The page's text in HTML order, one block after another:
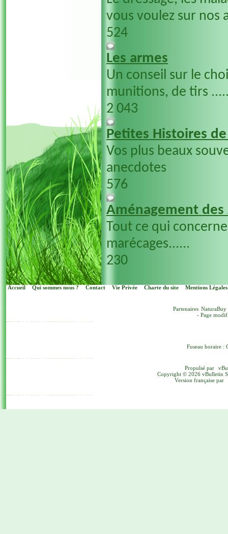
vous voulez sur nos
524
Les armes
Un conseil sur le
munitions, de tirs
2 043
Petites Histoires
Vos plus beaux
anecdotes
576
Aménagement des
Tout ce qui
marécages......
230
Accueil Qui sommes nous ? Contact Vie Privée Charte du site Mentions Légales
Partenaires NaturaBuy
- Page
Fuseau horaire :
Propulsé par
Copyright © 2026 vBulletin
Version française par